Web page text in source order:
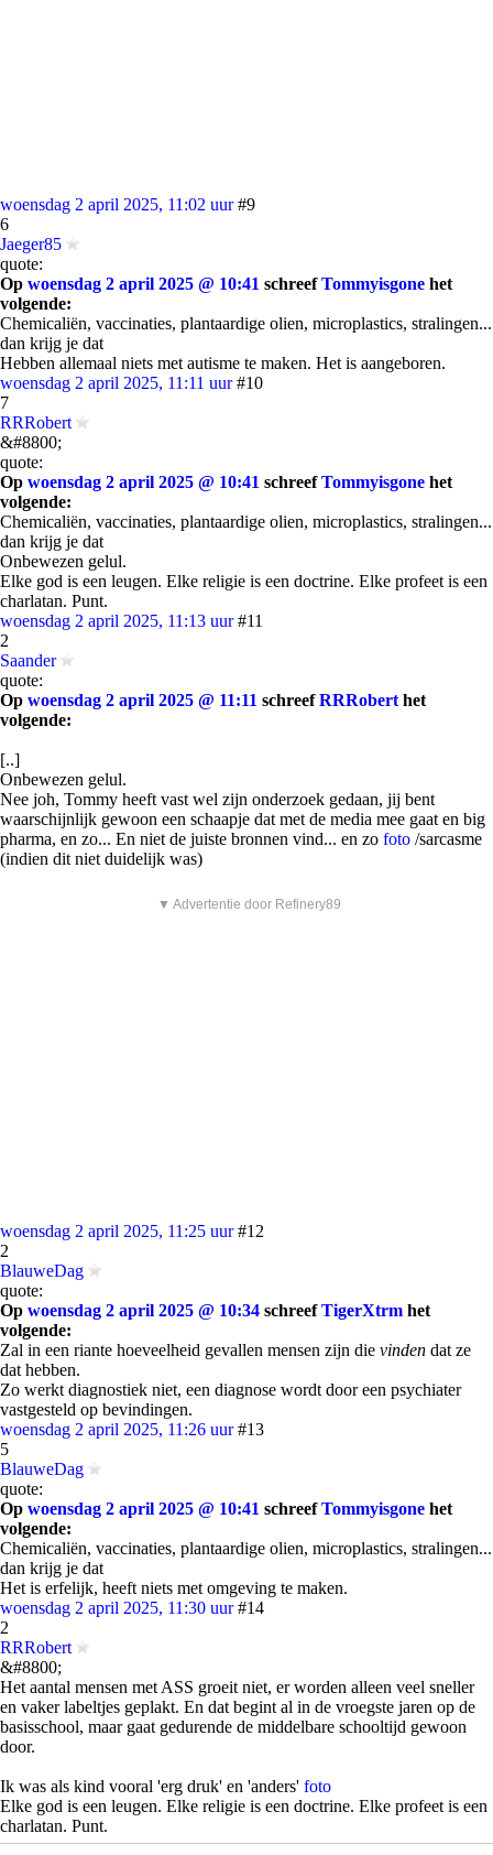
woensdag 2 april 2025, 11:02 uur #9
6
Jaeger85
quote:
Op woensdag 2 april 2025 @ 10:41 schreefTommyisgone het
volgende:
Chemicaliën, vaccinaties, plantaardige olien, microplastics, stralingen...
dan krijg je dat
Hebben allemaal niets met autisme te maken. Het is aangeboren.
woensdag 2 april 2025, 11:11 uur #10
7
RRRobert
&#8800;
quote:
Op woensdag 2 april 2025 @ 10:41 schreefTommyisgone het
volgende:
Chemicaliën, vaccinaties, plantaardige olien, microplastics, stralingen...
dan krijg je dat
Onbewezen gelul.
Elke god is een leugen. Elke religie is een doctrine. Elke profeet is een
charlatan. Punt.
woensdag 2 april 2025, 11:13 uur #11
2
Saander
quote:
Op woensdag 2 april 2025 @ 11:11 schreefRRRobert het
volgende:
[..]
Onbewezen gelul.
Nee joh, Tommy heeft vast wel zijn onderzoek gedaan, jij bent
waarschijnlijk gewoon een schaapje dat met de media mee gaat en big
pharma, en zo... En niet de juiste bronnen vind... en zo foto /sarcasme
(indien dit niet duidelijk was)
▼ Advertentie door Refinery89
woensdag 2 april 2025, 11:25 uur #12
2
BlauweDag
quote:
Op woensdag 2 april 2025 @ 10:34 schreefTigerXtrm het
volgende:
Zal in een riante hoeveelheid gevallen mensen zijn die vinden dat ze
dat hebben.
Zo werkt diagnostiek niet, een diagnose wordt door een psychiater
vastgesteld op bevindingen.
woensdag 2 april 2025, 11:26 uur #13
5
BlauweDag
quote:
Op woensdag 2 april 2025 @ 10:41 schreefTommyisgone het
volgende:
Chemicaliën, vaccinaties, plantaardige olien, microplastics, stralingen...
dan krijg je dat
Het is erfelijk, heeft niets met omgeving te maken.
woensdag 2 april 2025, 11:30 uur #14
2
RRRobert
&#8800;
Het aantal mensen met ASS groeit niet, er worden alleen veel sneller
en vaker labeltjes geplakt. En dat begint al in de vroegste jaren op de
basisschool, maar gaat gedurende de middelbare schooltijd gewoon
door.
Ik was als kind vooral 'erg druk' en 'anders' foto
Elke god is een leugen. Elke religie is een doctrine. Elke profeet is een
charlatan. Punt.